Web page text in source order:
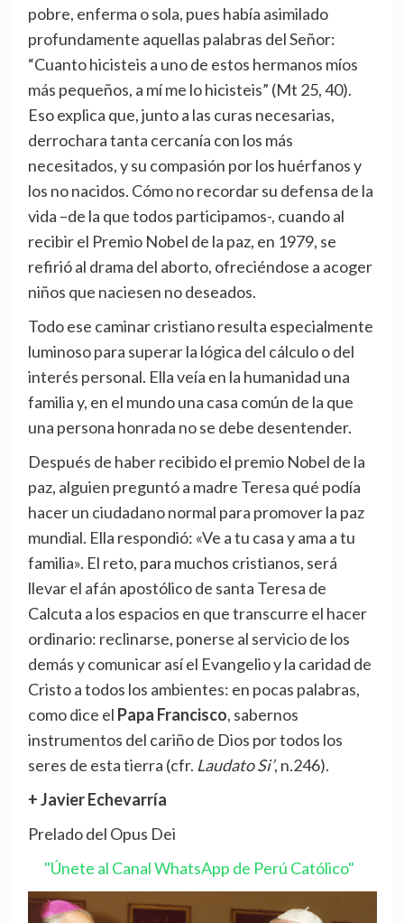
pobre, enferma o sola, pues había asimilado
profundamente aquellas palabras del Señor:
“Cuanto hicisteis a uno de estos hermanos míos
más pequeños, a mí me lo hicisteis” (Mt 25, 40).
Eso explica que, junto a las curas necesarias,
derrochara tanta cercanía con los más
necesitados, y su compasión por los huérfanos y
los no nacidos. Cómo no recordar su defensa de la
vida –de la que todos participamos-, cuando al
recibir el Premio Nobel de la paz, en 1979, se
refirió al drama del aborto, ofreciéndose a acoger
niños que naciesen no deseados.
Todo ese caminar cristiano resulta especialmente
luminoso para superar la lógica del cálculo o del
interés personal. Ella veía en la humanidad una
familia y, en el mundo una casa común de la que
una persona honrada no se debe desentender.
Después de haber recibido el premio Nobel de la
paz, alguien preguntó a madre Teresa qué podía
hacer un ciudadano normal para promover la paz
mundial. Ella respondió: «Ve a tu casa y ama a tu
familia». El reto, para muchos cristianos, será
llevar el afán apostólico de santa Teresa de
Calcuta a los espacios en que transcurre el hacer
ordinario: reclinarse, ponerse al servicio de los
demás y comunicar así el Evangelio y la caridad de
Cristo a todos los ambientes: en pocas palabras,
como dice el Papa Francisco, sabernos
instrumentos del cariño de Dios por todos los
seres de esta tierra (cfr. Laudato Si’, n.246).
+ Javier Echevarría
Prelado del Opus Dei
"Únete al Canal WhatsApp de Perú Católico"